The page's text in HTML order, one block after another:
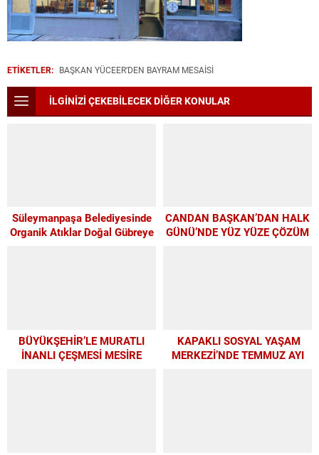
ETİKETLER: BAŞKAN YÜCEER’DEN BAYRAM MESAİSİ
İLGİNİZİ ÇEKEBİLECEK DİĞER KONULAR
Süleymanpaşa Belediyesinde
Organik Atıklar Doğal Gübreye
CANDAN BAŞKAN’DAN HALK
GÜNÜ’NDE YÜZ YÜZE ÇÖZÜM
BÜYÜKŞEHİR’LE MURATLI
İNANLI ÇEŞMESİ MESİRE
KAPAKLI SOSYAL YAŞAM
MERKEZİ’NDE TEMMUZ AYI